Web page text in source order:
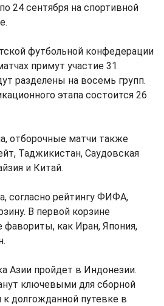
24 сентября на спортивной
футбольной конфедерации
примут участие 31
разделены на восемь групп.
этапа состоится 26
отборочные матчи также
Таджикистан, Саудовская
и Китай.
согласно рейтингу ФИФА,
В первой корзине
фавориты, как Иран, Япония,
Азии пройдет в Индонезии.
ключевыми для сборной
долгожданной путевке в